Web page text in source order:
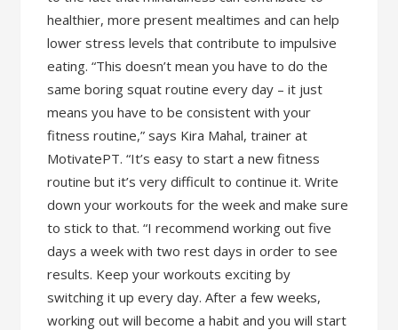
healthier, more present mealtimes and can help
lower stress levels that contribute to impulsive
eating. “This doesn’t mean you have to do the
same boring squat routine every day – it just
means you have to be consistent with your
fitness routine,” says Kira Mahal, trainer at
MotivatePT. “It’s easy to start a new fitness
routine but it’s very difficult to continue it. Write
down your workouts for the week and make sure
to stick to that. “I recommend working out five
days a week with two rest days in order to see
results. Keep your workouts exciting by
switching it up every day. After a few weeks,
working out will become a habit and you will start